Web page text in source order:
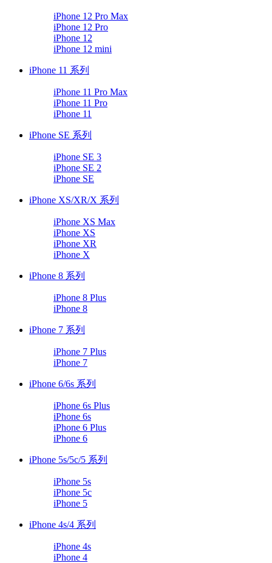
iPhone 12 Pro Max
iPhone 12 Pro
iPhone 12
iPhone 12 mini
iPhone 11 系列
iPhone 11 Pro Max
iPhone 11 Pro
iPhone 11
iPhone SE 系列
iPhone SE 3
iPhone SE 2
iPhone SE
iPhone XS/XR/X 系列
iPhone XS Max
iPhone XS
iPhone XR
iPhone X
iPhone 8 系列
iPhone 8 Plus
iPhone 8
iPhone 7 系列
iPhone 7 Plus
iPhone 7
iPhone 6/6s 系列
iPhone 6s Plus
iPhone 6s
iPhone 6 Plus
iPhone 6
iPhone 5s/5c/5 系列
iPhone 5s
iPhone 5c
iPhone 5
iPhone 4s/4 系列
iPhone 4s
iPhone 4